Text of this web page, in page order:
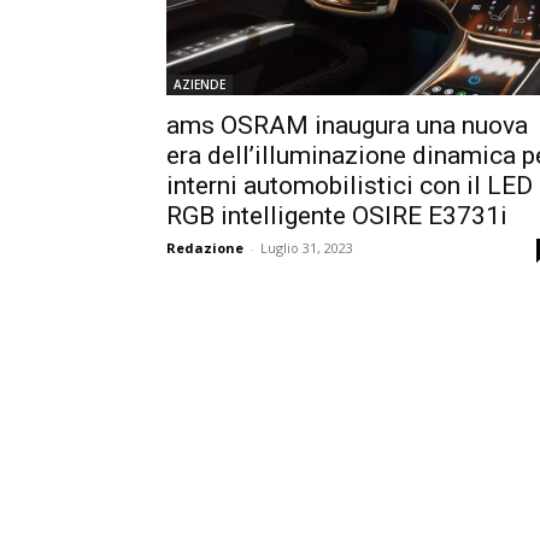
AZIENDE
ams OSRAM inaugura una nuova
era dell’illuminazione dinamica
interni automobilistici con il LED
RGB intelligente OSIRE E3731i
Redazione - Luglio 31, 2023